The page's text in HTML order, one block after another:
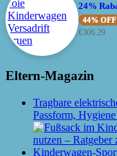
24%
44% OFF
€306.29
Eltern-Magazin
Tragbare
Passform,